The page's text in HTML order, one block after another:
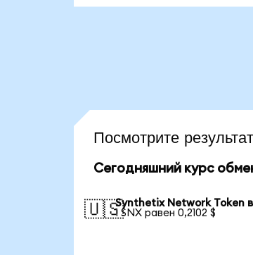
Посмотрите
Сегодняшний курс
🇺🇸Synthetix Network Token
1 SNX равен 0,2102 $